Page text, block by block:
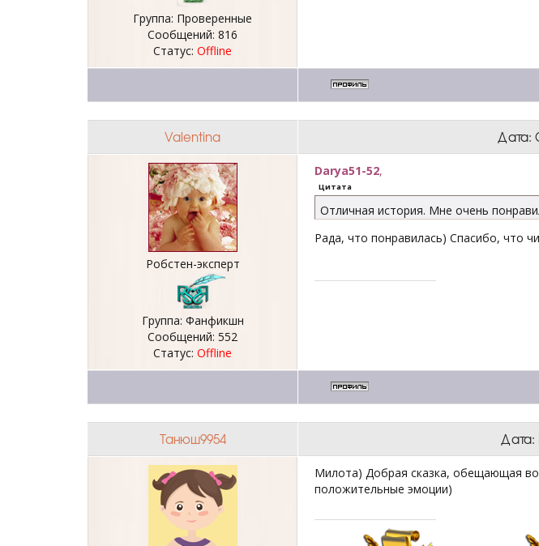
Группа: Проверенные
Сообщений: 816
Статус: Offline
Valentina Дата:
Робстен-эксперт
Группа: Фанфикшн
Сообщений: 552
Статус: Offline
Darya51-52,
Цитата
Отличная история. Мне очень
Рада, что понравилась) Спасибо, что
Танюш9954 Дата:
Милота) Добрая сказка, обещающая
положительные эмоции)